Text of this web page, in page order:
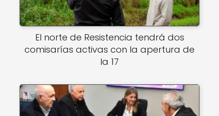
El norte de Resistencia tendrá dos
comisarías activas con la apertura de
la 17